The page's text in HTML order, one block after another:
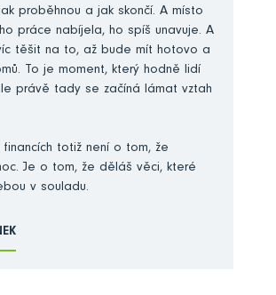
proběhnou a jak skončí. A místo
práce nabíjela, ho spíš unavuje. A
těšit na to, až bude mít hotovo a
To je moment, který hodně lidí
právě tady se začíná lámat vztah
financích totiž není o tom, že
Je o tom, že děláš věci, které
v souladu.